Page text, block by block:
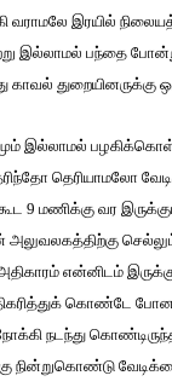
வராமலே இரயில்
இல்லாமல் பந்தை
துறையினருக்கு
இல்லாமல்
தெரியாமலோ
9 மணிக்கு வர
அலுவலகத்திற்கு
என்னிடம்
கொண்டே
நடந்து
நின்றுகொண்டு